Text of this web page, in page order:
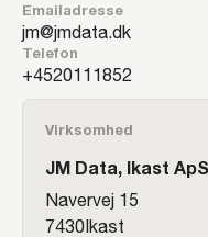
Emailadresse
jm@jmdata.dk
Telefon
20111852
Virksomhed
JM Data, Ikast ApS
Navervej 15
7430Ikast